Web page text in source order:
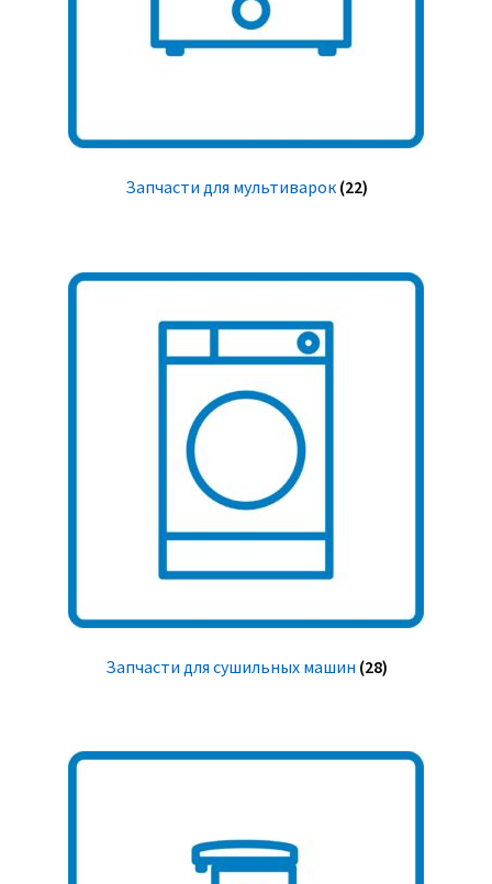
Запчасти для мультиварок (22)
Запчасти для сушильных машин (28)